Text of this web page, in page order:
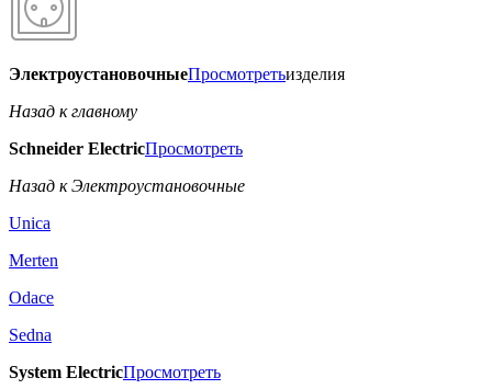
ЭлектроустановочныеПросмотретьизделия
Назад к главному
Schneider ElectricПросмотреть
Назад к Электроустановочные
Unica
Merten
Odace
Sedna
System ElectricПросмотреть